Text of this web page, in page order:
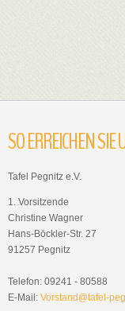
SOERREICHENSIE
Tafel Pegnitz e.V.
1. Vorsitzende
Christine Wagner
Hans-Böckler-Str. 27
91257 Pegnitz
Telefon: 09241 - 80588
E-Mail: Vorstand@tafel-